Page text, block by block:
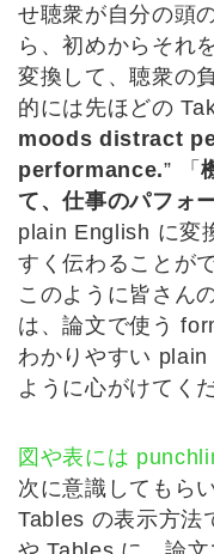
せ聴衆が自分の頭
ら、初めからそれ
変換して、聴衆の
的には先ほどの
moods distract
performance.” 「
て、仕事のパフォ
plain English に変
すく伝わることが
このように皆さん
は、論文で使う
わかりやすい
ように心がけてく
図や表には
次に意識してもら
Tables の表示方法